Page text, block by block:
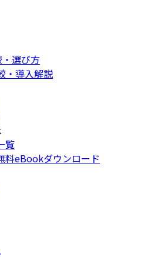
・選び方
・導入解説
覧
料eBookダウンロード